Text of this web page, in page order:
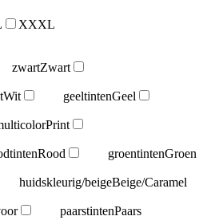
XXXL
zwartZwart
Wit geeltintenGeel
Print
Rood groentintenGroen
huidskleurig/beigeBeige/Caramel
paarstintenPaars